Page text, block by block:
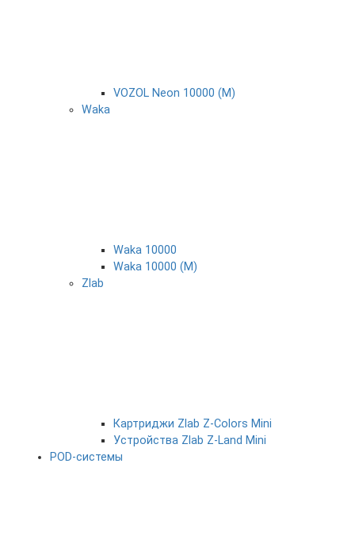
VOZOL Neon 10000 (М)
Waka
Waka 10000
Waka 10000 (М)
Zlab
Картриджи Zlab Z-Colors Mini
Устройства Zlab Z-Land Mini
POD-системы